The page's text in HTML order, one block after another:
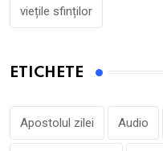
viețile sfinților
ETICHETE
Apostolul zilei Audio